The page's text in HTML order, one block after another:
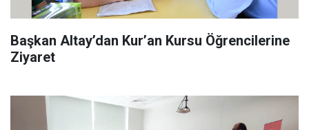
Başkan Altay’dan Kur’an Kursu Öğrencilerine
Ziyaret